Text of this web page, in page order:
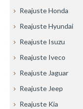
Reajuste Honda
Reajuste Hyundai
Reajuste Isuzu
Reajuste Iveco
Reajuste Jaguar
Reajuste Jeep
Reajuste Kia